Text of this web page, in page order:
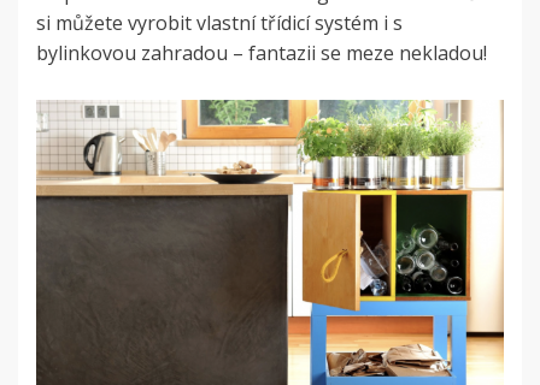
si můžete vyrobit vlastní třídicí systém i s
bylinkovou zahradou – fantazii se meze nekladou!